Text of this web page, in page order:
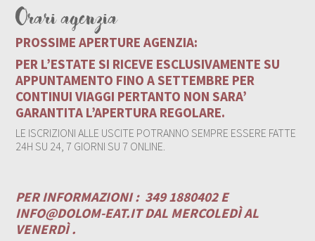
Orari agenzia
PROSSIME APERTURE AGENZIA:
PER L’ESTATE SI RICEVE ESCLUSIVAMENTE SU
APPUNTAMENTO FINO A SETTEMBRE PER
CONTINUI VIAGGI PERTANTO NON SARA’
GARANTITA L’APERTURA REGOLARE.
LE ISCRIZIONI ALLE USCITE POTRANNO SEMPRE ESSERE FATTE
24H SU 24, 7 GIORNI SU 7 ONLINE.
PER INFORMAZIONI : 349 1880402 E
INFO@DOLOM-EAT.ITDAL MERCOLEDÌ AL
VENERDÌ .